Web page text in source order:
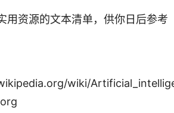
资源的文本清单，供你日后参考
wiki/